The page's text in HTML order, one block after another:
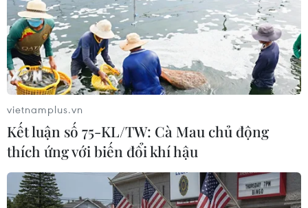
(TTXVN)
vietnamplus.vn
Kết luận số 75-KL/TW: Cà Mau chủ động
thích ứng với biến đổi khí hậu